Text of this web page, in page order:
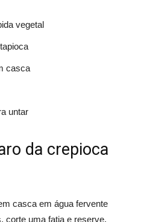
vegetal
casca
untar
da crepioca
casca em água fervente
corte uma fatia e reserve.